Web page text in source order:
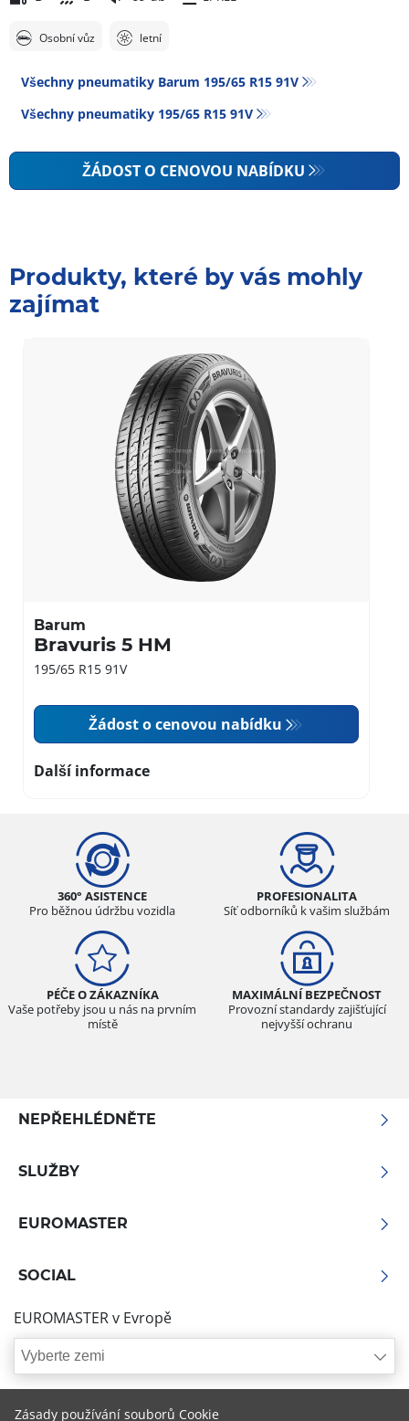
Osobní vůz letní
Všechny pneumatiky Barum 195/65 R15 91V
Všechny pneumatiky‎ 195/65 R15 91V
ŽÁDOST O CENOVOU NABÍDKU
Produkty, které by vás mohly
zajímat
Barum
Bravuris 5 HM
195/65 R15 91V
Žádost o cenovou nabídku
Další informace
360° ASISTENCE
Pro běžnou údržbu vozidla
PROFESIONALITA
Síť odborníků k vašim službám
PÉČE O ZÁKAZNÍKA
Vaše potřeby jsou u nás na prvním
místě
MAXIMÁLNÍ BEZPEČNOST
Provozní standardy zajišťující
nejvyšší ochranu
NEPŘEHLÉDNĚTE
SLUŽBY
EUROMASTER
SOCIAL
EUROMASTER v Evropě
Vyberte zemi
Zásady používání souborů Cookie